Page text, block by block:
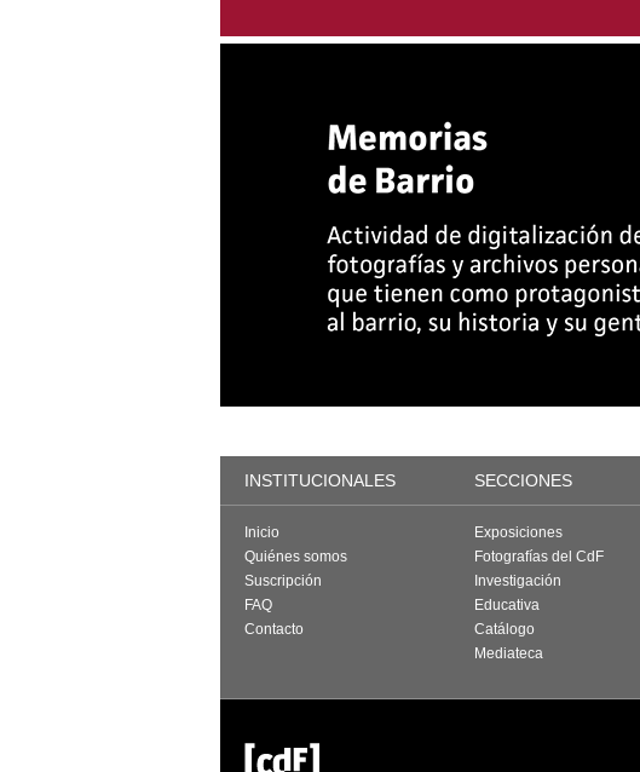
INSTITUCIONALES SECCIONES
Inicio
Quiénes somos
Suscripción
FAQ
Contacto
Exposiciones
Fotografías del CdF
Investigación
Educativa
Catálogo
Mediateca